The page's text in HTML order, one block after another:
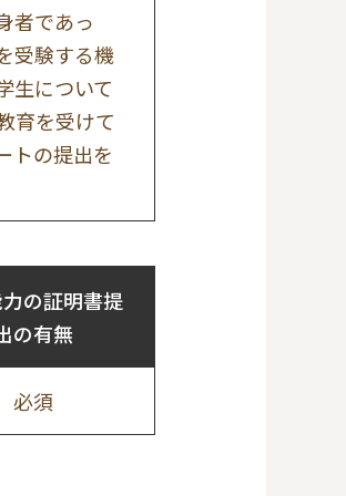
者であっ
受験する機
生について
育を受けて
トの提出を
の証明書提
の有無
必須